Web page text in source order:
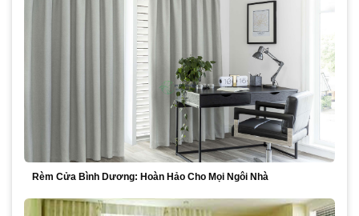
Rèm Cửa Bình Dương: Hoàn Hảo Cho Mọi Ngôi Nhà